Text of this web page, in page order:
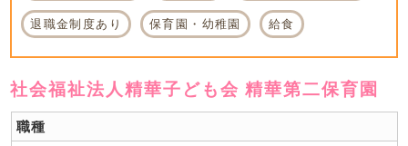
退職金制度あり 保育園・幼稚園 給食
社会福祉法人精華子ども会 精華第二保育園
職種